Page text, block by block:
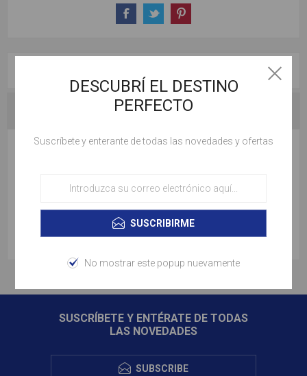
CONSULTAR SOBRE ESTE PROGRAMA
🚗 Traslados de llegada y de Salida
🏨 07 noches de alojamiento en Iberostar Rose Hall
SUSCRÍBETE Y ENTÉRATE DE TODAS
LAS NOVEDADES
SUBSCRIBE
DESCUBRÍ EL DESTINO
PERFECTO
Suscríbete y enterante de todas las novedades y ofertas
SUSCRIBIRME
No mostrar este popup nuevamente